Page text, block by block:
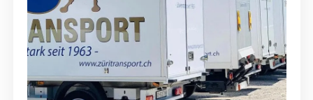
Möbellagerung - Alles sicher